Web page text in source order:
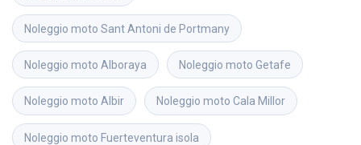
Noleggio moto Sant Antoni de Portmany
Noleggio moto Alboraya Noleggio moto Getafe
Noleggio moto Albir Noleggio moto Cala Millor
Noleggio moto Fuerteventura isola